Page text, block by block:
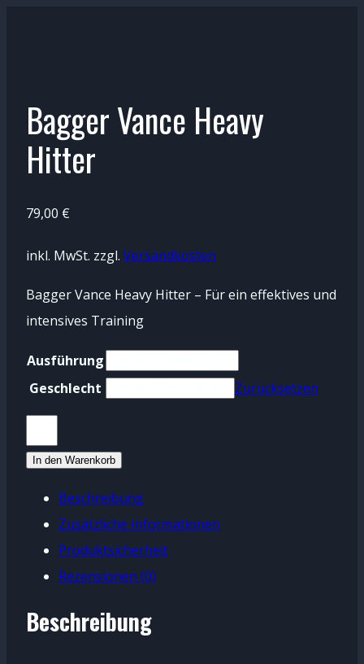
Bagger Vance Heavy
Hitter
79,00 €
inkl. MwSt. zzgl. Versandkosten
Bagger Vance Heavy Hitter – Für ein effektives und
intensives Training
Ausführung
Geschlecht
Zurücksetzen
Vance
Hitter
Menge
In den Warenkorb
Beschreibung
Zusätzliche Informationen
Produktsicherheit
Rezensionen (0)
Beschreibung